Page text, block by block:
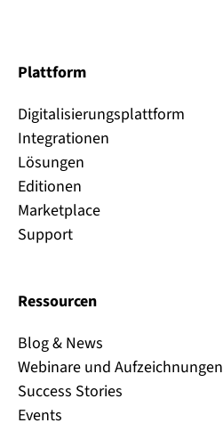
Plattform
Digitalisierungsplattform
Integrationen
Lösungen
Editionen
Marketplace
Support
Ressourcen
Blog & News
Webinare und Aufzeichnungen
Success Stories
Events